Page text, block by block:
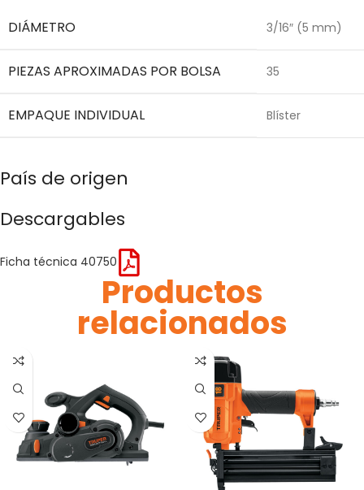
DIÁMETRO 3/16″ (5 mm)
PIEZAS APROXIMADAS POR BOLSA 35
EMPAQUE INDIVIDUAL Blíster
País de origen
Descargables
Ficha técnica 40750
Productos
relacionados